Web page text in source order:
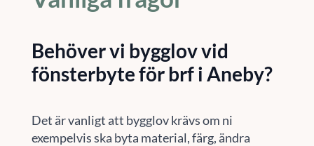
Behöver vi bygglov vid
fönsterbyte för brf i Aneby?
Det är vanligt att bygglov krävs om ni
exempelvis ska byta material, färg, ändra